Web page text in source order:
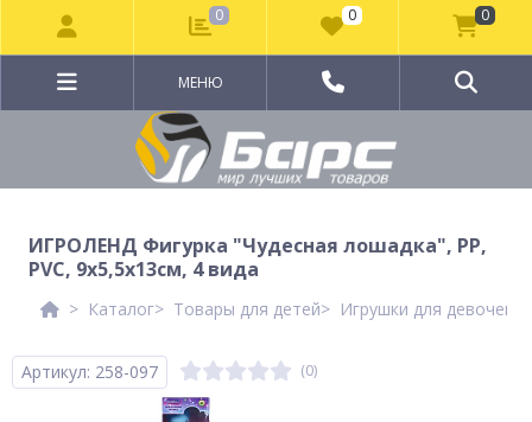
МЕНЮ
ИГРОЛЕНД Фигурка "Чудесная лошадка", PP,
PVC, 9х5,5х13см, 4 вида
Каталог Товары для детей Игрушки для девочек
Артикул: 258-097 (0)
0 0 0